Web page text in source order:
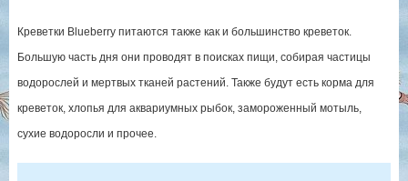
Креветки Blueberry питаются также как и большинство креветок.
Большую часть дня они проводят в поисках пищи, собирая частицы
водорослей и мертвых тканей растений. Также будут есть корма для
креветок, хлопья для аквариумных рыбок, замороженный мотыль,
сухие водоросли и прочее.